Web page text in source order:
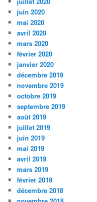
juin 2020
mai 2020
avril 2020
mars 2020
février 2020
janvier 2020
décembre 2019
novembre 2019
octobre 2019
septembre 2019
août 2019
juillet 2019
juin 2019
mai 2019
avril 2019
mars 2019
février 2019
décembre 2018